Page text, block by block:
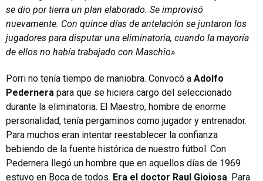
se dio por tierra un plan elaborado. Se improvisó
nuevamente. Con quince días de antelación se juntaron los
jugadores para disputar una eliminatoria, cuando la mayoría
de ellos no había trabajado con Maschio».
Porri no tenía tiempo de maniobra. Convocó a Adolfo
Pedernera para que se hiciera cargo del seleccionado
durante la eliminatoria. El Maestro, hombre de enorme
personalidad, tenía pergaminos como jugador y entrenador.
Para muchos eran intentar reestablecer la confianza
bebiendo de la fuente histórica de nuestro fútbol. Con
Pedernera llegó un hombre que en aquellos días de 1969
estuvo en Boca de todos. Era el doctor Raul Gioiosa. Para